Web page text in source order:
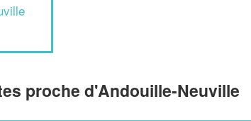
proche d'Andouille-Neuville